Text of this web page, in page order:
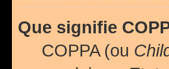
Que signifie
COPPA (ou